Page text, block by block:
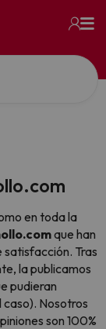
en toda la
que han
Tras
la publicamos
pudieran
caso). Nosotros
son 100%